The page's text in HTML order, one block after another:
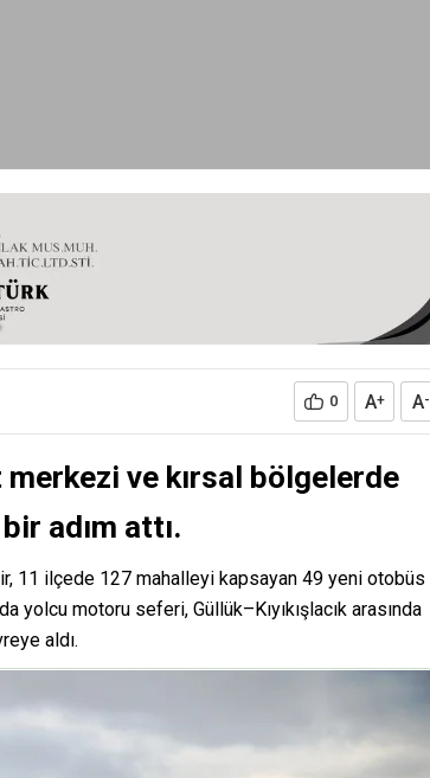
0 A+ A-
ve kırsal bölgelerde
adım attı.
11 ilçede 127 mahalleyi kapsayan 49 yeni otobüs
yolcu motoru seferi, Güllük–Kıyıkışlacık arasında
aldı.